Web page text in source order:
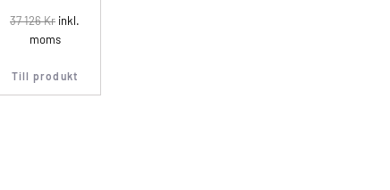
37 126Kr inkl.
moms
Till produkt